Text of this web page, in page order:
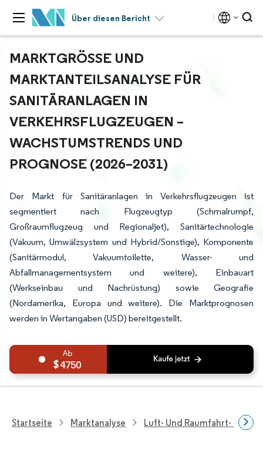
Über diesen Bericht
MARKTGRÖSSE UND M
ARKTANTEILSANALYSE FÜR S
ANITÄRANLAGEN IN V
ERKEHRSFLUGZEUGEN – W
ACHSTUMSTRENDS UND P
ROGNOSE (2026–2031)
Der Markt für Sanitäranlagen in Verkehrsflugzeugen ist
segmentiert nach Flugzeugtyp (Schmalrumpf,
Großraumflugzeug und Regionaljet), Sanitärtechnologie
(Vakuum, Umwälzsystem und Hybrid/Sonstige), Komponente
(Sanitärmodul, Vakuumtoilette, Wasser- und
Abfallmanagementsystem und weitere), Einbauart
(Werkseinbau und Nachrüstung) sowie Geografie
(Nordamerika, Europa und weitere). Die Marktprognosen
werden in Wertangaben (USD) bereitgestellt.
4750
Startseite Marktanalyse Luft- Und Raumfahrt- Und